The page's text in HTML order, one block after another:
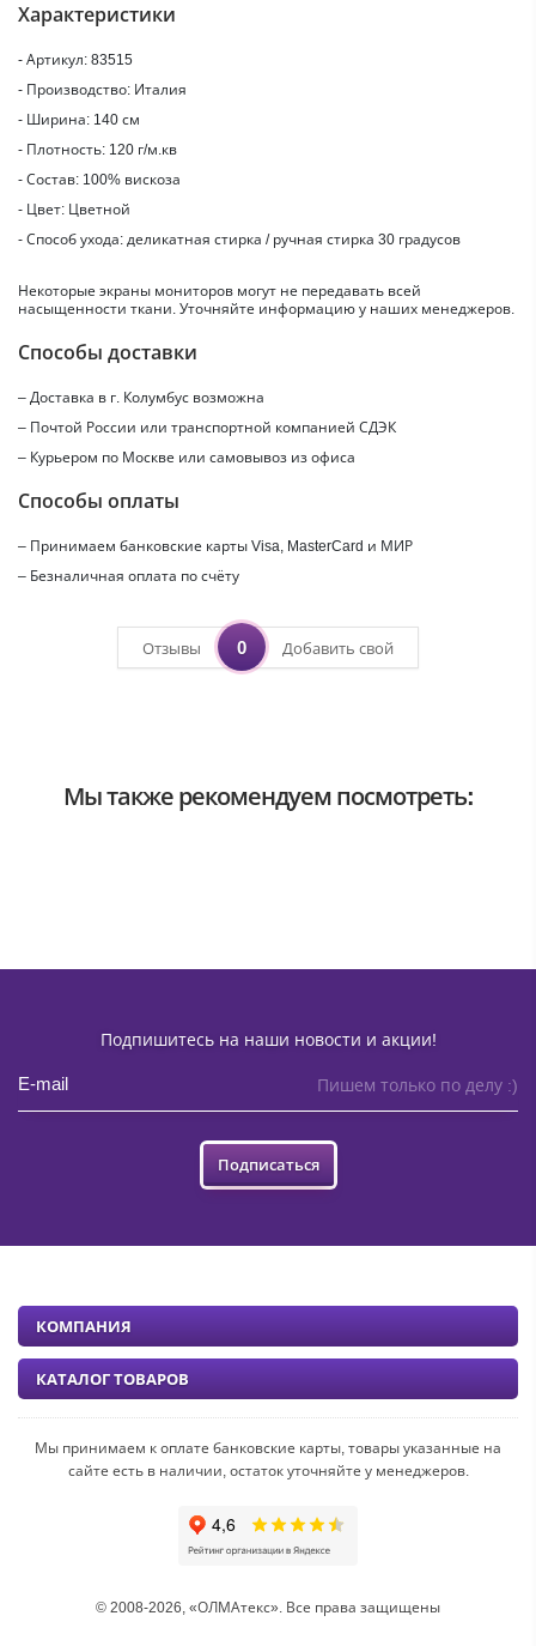
Характеристики
- Артикул: 83515
- Производство: Италия
- Ширина: 140 см
- Плотность: 120 г/м.кв
- Состав: 100% вискоза
- Цвет: Цветной
- Способ ухода: деликатная стирка / ручная стирка 30 градусов
Некоторые экраны мониторов могут не передавать всей
насыщенности ткани. Уточняйте информацию у наших менеджеров.
Способы доставки
– Доставка в г. Колумбус возможна
– Почтой России или транспортной компанией СДЭК
– Курьером по Москве или самовывоз из офиса
Способы оплаты
– Принимаем банковские карты Visa, MasterCard и МИР
– Безналичная оплата по счёту
Отзывы 0 Добавить свой
Мы также рекомендуем посмотреть:
Подпишитесь на наши новости и акции!
Пишем только по делу :)
Подписаться
Мы принимаем к оплате банковские карты, товары указанные на
сайте есть в наличии, остаток уточняйте у менеджеров.
© 2008-2026, «ОЛМАтекс». Все права защищены
КОМПАНИЯ
КАТАЛОГ ТОВАРОВ